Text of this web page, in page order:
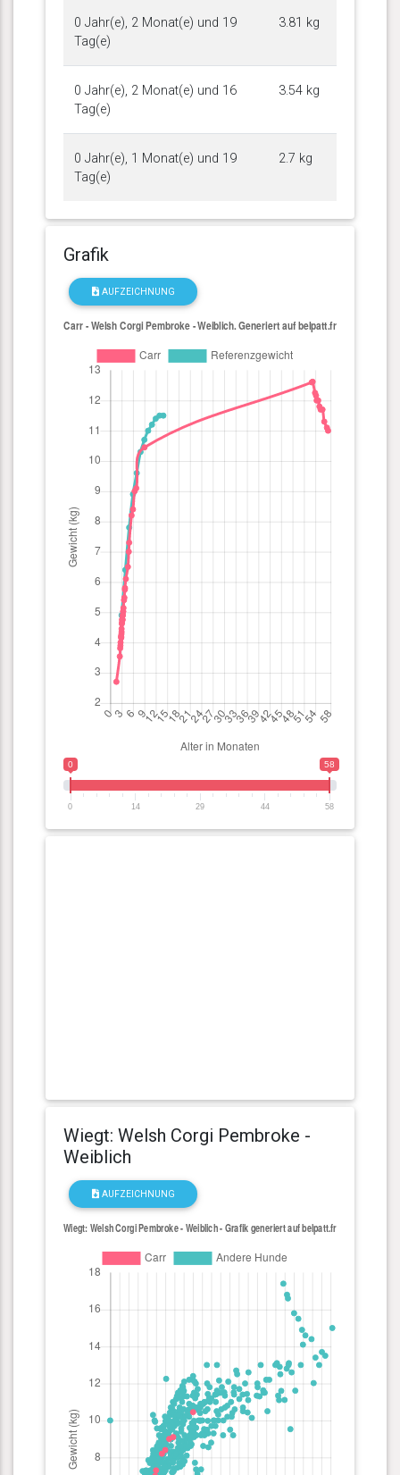
0 Jahr(e), 2 Monat(e) und 19
Tag(e)
3.81 kg
0 Jahr(e), 2 Monat(e) und 16
Tag(e)
3.54 kg
0 Jahr(e), 1 Monat(e) und 19
Tag(e)
2.7 kg
Grafik
AUFZEICHNUNG
0 58
0 14 29 44 58
Wiegt: Welsh Corgi Pembroke -
Weiblich
AUFZEICHNUNG